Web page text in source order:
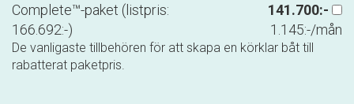
Complete™-paket (listpris:
166.692:-)
141.700:-
1.145:-/mån
De vanligaste tillbehören för att skapa en körklar båt till
rabatterat paketpris.